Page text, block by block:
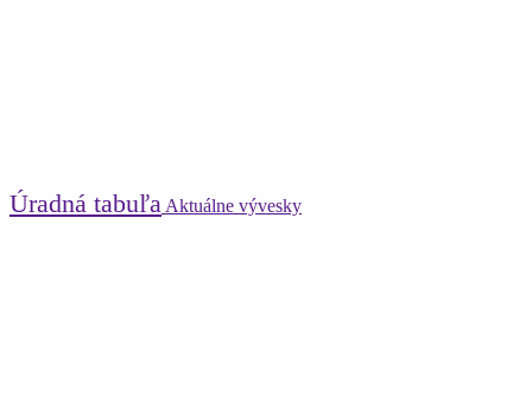
Úradná tabuľa Aktuálne vývesky